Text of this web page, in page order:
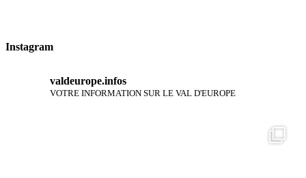
Instagram
valdeurope.infos
VOTRE INFORMATION SUR LE VAL D'EUROPE